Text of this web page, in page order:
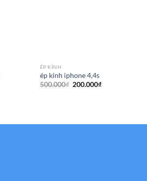
ÉP KÍNH
ép kính iphone 4,4s
500.000₫ Giá
200.000₫Giá